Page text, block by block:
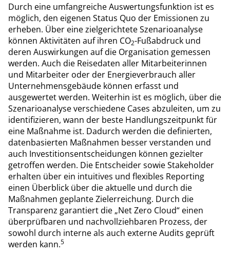
Durch eine umfangreiche Auswertungsfunktion ist es
möglich, den eigenen Status Quo der Emissionen zu
erheben. Über eine zielgerichtete Szenarioanalyse
können Aktivitäten auf ihren CO2-Fußabdruck und
deren Auswirkungen auf die Organisation gemessen
werden. Auch die Reisedaten aller Mitarbeiterinnen
und Mitarbeiter oder der Energieverbrauch aller
Unternehmensgebäude können erfasst und
ausgewertet werden. Weiterhin ist es möglich, über die
Szenarioanalyse verschiedene Cases abzuleiten, um zu
identifizieren, wann der beste Handlungszeitpunkt für
eine Maßnahme ist. Dadurch werden die definierten,
datenbasierten Maßnahmen besser verstanden und
auch Investitionsentscheidungen können gezielter
getroffen werden. Die Entscheider sowie Stakeholder
erhalten über ein intuitives und flexibles Reporting
einen Überblick über die aktuelle und durch die
Maßnahmen geplante Zielerreichung. Durch die
Transparenz garantiert die „Net Zero Cloud“ einen
überprüfbaren und nachvollziehbaren Prozess, der
sowohl durch interne als auch externe Audits geprüft
werden kann.5